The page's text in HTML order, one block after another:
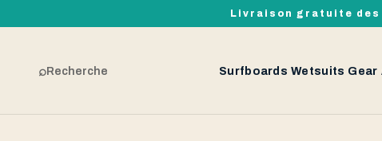
Livraison gratuite des
⌕Recherche Surfboards Wetsuits Gear